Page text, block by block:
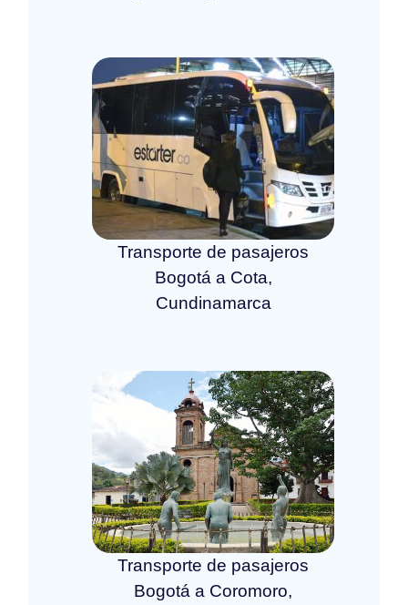
Transporte de pasajeros
Bogotá a Cota,
Cundinamarca
Transporte de pasajeros
Bogotá a Coromoro,